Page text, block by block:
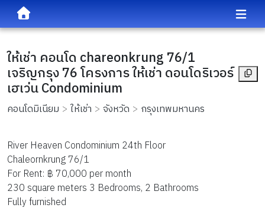
ให้เช่า คอนโด chareonkrung 76/1
เจริญกรุง 76 โครงการ ให้เช่า ดอนโดริเวอร์
เฮเว่น Condominium
คอนโดมิเนียม ให้เช่า จังหวัด กรุงเทพมหานคร
River Heaven Condominium 24th Floor
Chaleornkrung 76/1
For Rent: ฿ 70,000 per month
230 square meters 3 Bedrooms, 2 Bathrooms
Fully furnished